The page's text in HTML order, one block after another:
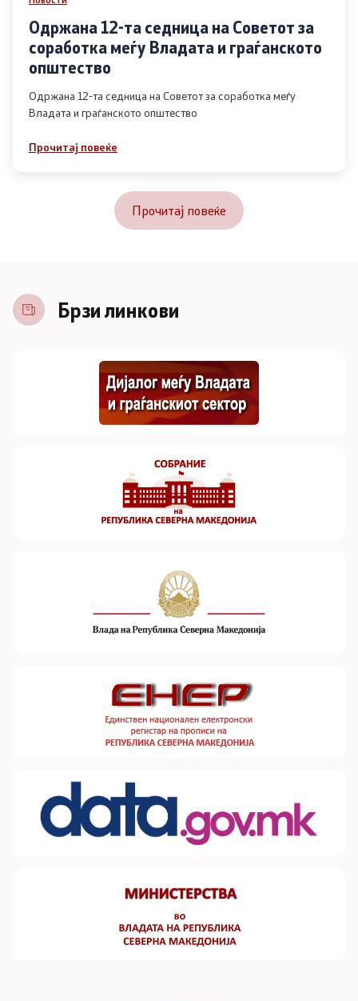
Одржана 12-та седница на Советот за
соработка меѓу Владата и граѓанското
општество
Одржана 12-та седница на Советот за соработка меѓу
Владата и граѓанското општество
Прочитај повеќе
Прочитај повеќе
Брзи линкови